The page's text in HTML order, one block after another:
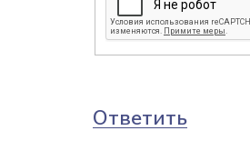
Ответить